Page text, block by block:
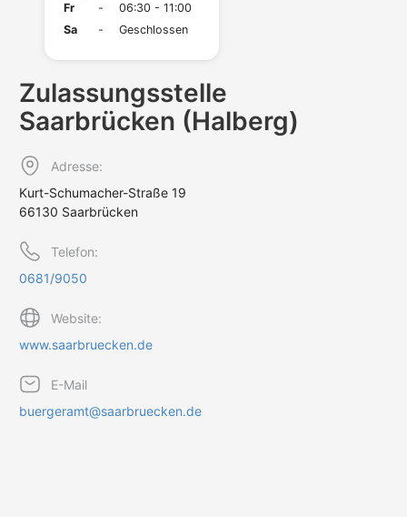
Fr
-
06:30 - 11:00
Sa
- Geschlossen
Zulassungs­stelle
Saarbrücken (Halberg)
Adresse:
Kurt-Schumacher-Straße 19
66130 Saarbrücken
Telefon:
0681/9050
Website:
www.saarbruecken.de
E-Mail
buergeramt@saarbruecken.de